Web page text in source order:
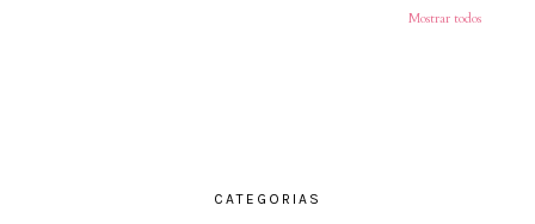
Mostrar todos
CATEGORIAS